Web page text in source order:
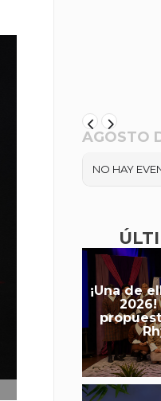
AGOSTO
NO HAY
¡Una de